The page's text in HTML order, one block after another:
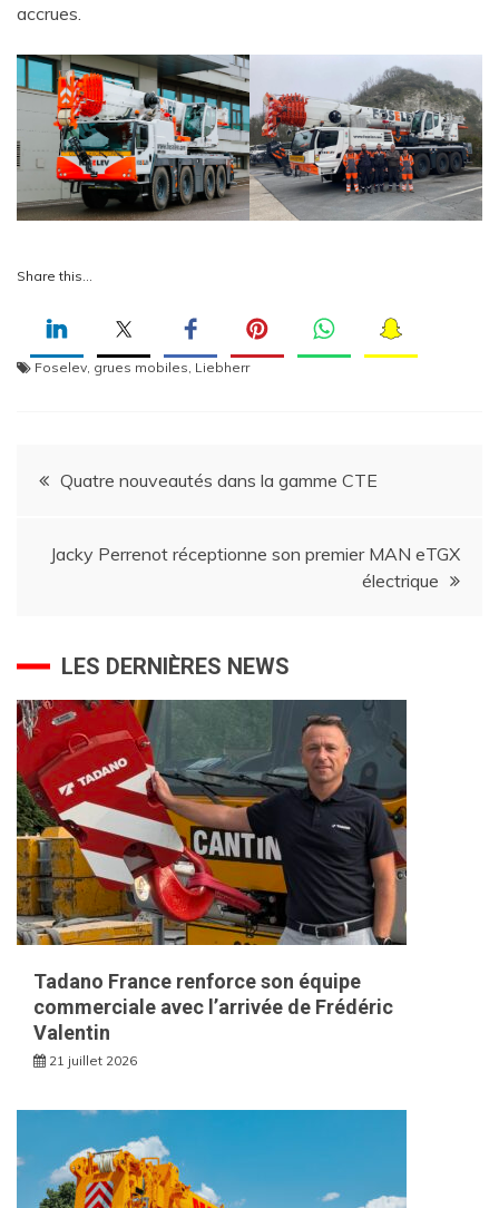
accrues.
Share this…
Foselev grues mobiles Liebherr
Navigation
l’article
Quatre nouveautés dans la gamme CTE
Jacky Perrenot réceptionne son premier MAN eTGX
électrique
LES DERNIÈRES NEWS
Tadano France renforce son équipe
commerciale avec l’arrivée de Frédéric
Valentin
21 juillet 2026